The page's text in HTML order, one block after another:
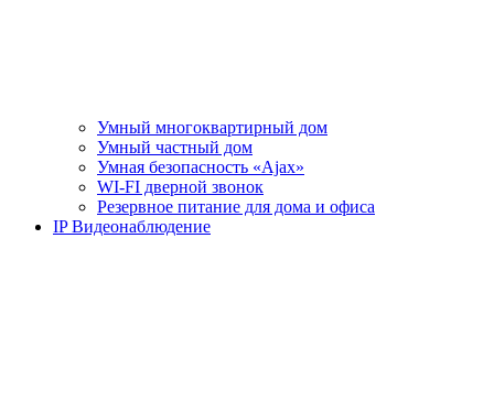
Умный многоквартирный дом
Умный частный дом
Умная безопасность «Ajax»
WI-FI дверной звонок
Резервное питание для дома и офиса
IP Видеонаблюдение